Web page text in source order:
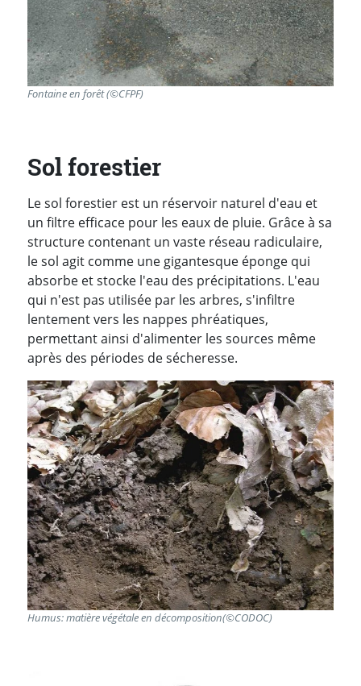
Fontaine en forêt (©CFPF)
Sol forestier
Le sol forestier est un réservoir naturel d'eau et
un filtre efficace pour les eaux de pluie. Grâce à sa
structure contenant un vaste réseau radiculaire,
le sol agit comme une gigantesque éponge qui
absorbe et stocke l'eau des précipitations. L'eau
qui n'est pas utilisée par les arbres, s'infiltre
lentement vers les nappes phréatiques,
permettant ainsi d'alimenter les sources même
après des périodes de sécheresse.
Humus: matière végétale en décomposition(©CODOC)